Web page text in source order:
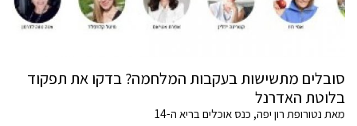
סובלים מתשישות בעקבות המלחמה? בדקו את תפקוד
בלוטת האדרנל
מאת נטורופת רון יפה, כנס אוכלים בריא ה-14